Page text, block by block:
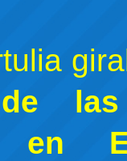
las
en